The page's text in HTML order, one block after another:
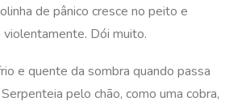
de pânico cresce no peito e
violentamente. Dói muito.
e quente da sombra quando passa
pelo chão, como uma cobra,